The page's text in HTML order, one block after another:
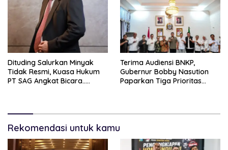
Dituding Salurkan Minyak
Tidak Resmi, Kuasa Hukum
PT SAG Angkat Bicara…..
Terima Audiensi BNKP,
Gubernur Bobby Nasution
Paparkan Tiga Prioritas
Rekomendasi untuk kamu